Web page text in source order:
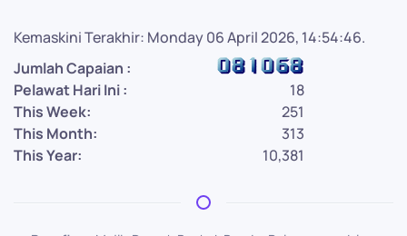
Kemaskini Terakhir: Monday 06 April 2026, 14:54:46.
Jumlah Capaian :
Pelawat Hari Ini :
18
This Week:
251
This Month:
313
This Year:
10,381